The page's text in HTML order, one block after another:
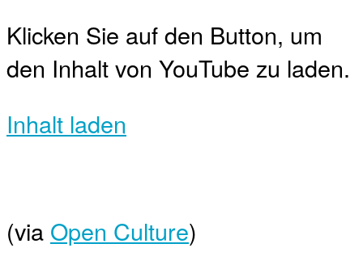
Klicken Sie auf den Button, um
den Inhalt von YouTube zu laden.
Inhalt laden
(via Open Culture)